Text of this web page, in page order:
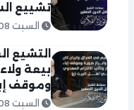
تشييع
السبت 08 آب 2026
التشيع
بيعة
وموقف
السبت 08 آب 2026